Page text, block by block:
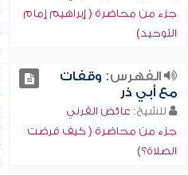
جزء من محاضرة ( إبراهيم إمام
التوحيد)
الفهرس: وقفات
مع أبي ذر
للشيخ: عائض القرني
جزء من محاضرة ( كيف فرضت
الصلاة؟)